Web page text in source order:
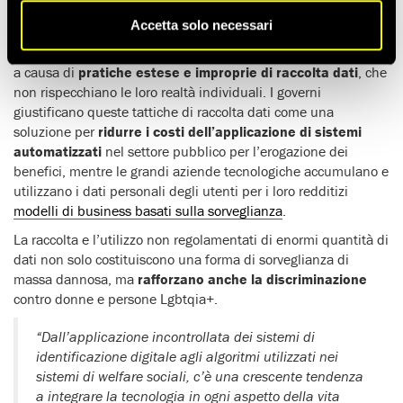
Accetta solo necessari
I gruppi marginalizzati, tra cui donne e persone appartenenti
alla comunità Lgbtqia+, vedono minacciati i loro diritti umani
a causa di pratiche estese e improprie di raccolta dati , che
non rispecchiano le loro realtà individuali. I governi
giustificano queste tattiche di raccolta dati come una
soluzione per ridurre i costi dell’applicazione di sistemi
automatizzati nel settore pubblico per l’erogazione dei
benefici, mentre le grandi aziende tecnologiche accumulano e
utilizzano i dati personali degli utenti per i loro redditizi
modelli di business basati sulla sorveglianza
La raccolta e l’utilizzo non regolamentati di enormi quantità di
dati non solo costituiscono una forma di sorveglianza di
massa dannosa, ma rafforzano anche la discriminazione
contro donne e persone Lgbtqia+.
“Dall’applicazione incontrollata dei sistemi di
identificazione digitale agli algoritmi utilizzati nei
sistemi di welfare sociali, c’è una crescente tendenza
a integrare la tecnologia in ogni aspetto della vita